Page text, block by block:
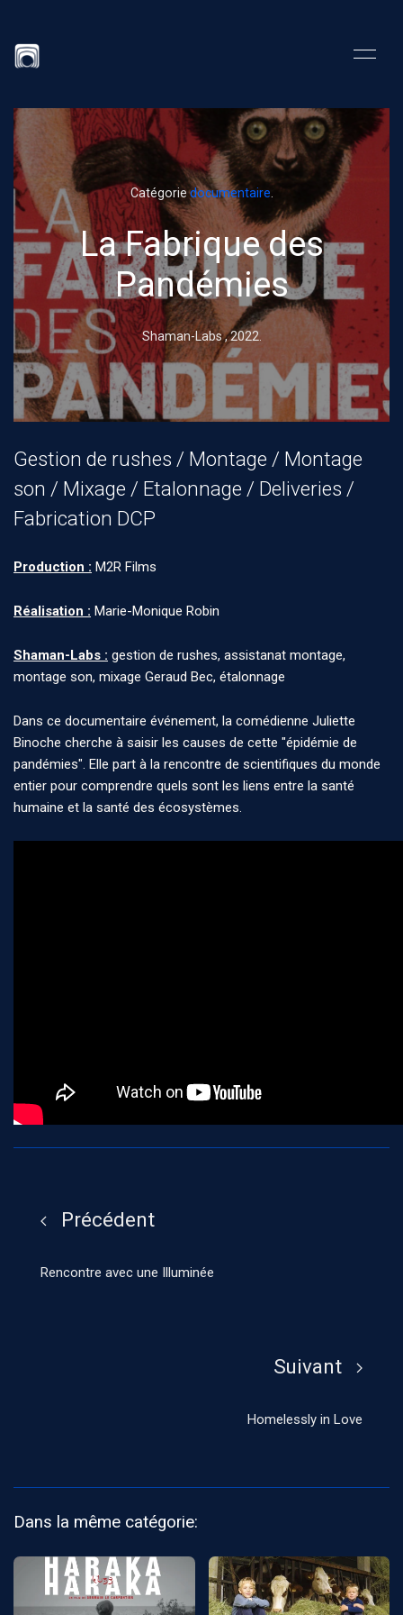
Catégoriedocumentaire
La Fabrique des
Pandémies
Shaman-Labs ,2022
Gestion de rushes / Montage / Montage
son / Mixage / Etalonnage / Deliveries /
Fabrication DCP
Production : M2R Films
Réalisation : Marie-Monique Robin
Shaman-Labs : gestion de rushes, assistanat montage,
montage son, mixage Geraud Bec, étalonnage
Dans ce documentaire événement, la comédienne Juliette
Binoche cherche à saisir les causes de cette "épidémie de
pandémies". Elle part à la rencontre de scientifiques du monde
entier pour comprendre quels sont les liens entre la santé
humaine et la santé des écosystèmes.
Précédent
Rencontre avec une Illuminée
Suivant
Homelessly in Love
Dans la même catégorie: